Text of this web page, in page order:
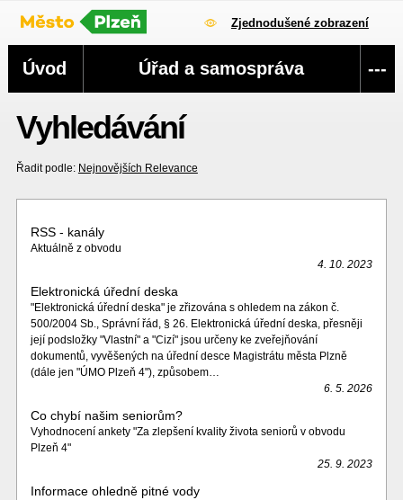
Zjednodušené zobrazení
Vyhledávání
Řadit podle: Nejnovějších Relevance
RSS - kanály
Aktuálně z obvodu
4. 10. 2023
Elektronická úřední deska
"Elektronická úřední deska" je zřizována s ohledem na zákon č.
500/2004 Sb., Správní řád, § 26. Elektronická úřední deska, přesněji
její podsložky "Vlastní" a "Cizí" jsou určeny ke zveřejňování
dokumentů, vyvěšených na úřední desce Magistrátu města Plzně
(dále jen "ÚMO Plzeň 4"), způsobem…
6. 5. 2026
Co chybí našim seniorům?
Vyhodnocení ankety "Za zlepšení kvality života seniorů v obvodu
Plzeň 4"
25. 9. 2023
Informace ohledně pitné vody
Navigace
Úvod Úřad a samospráva ---